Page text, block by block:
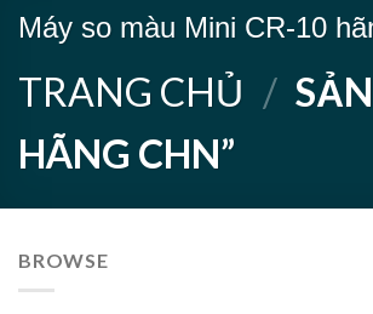
Máy so màu Mini CR-10
TRANG CHỦ /
HÃNG CHN”
BROWSE